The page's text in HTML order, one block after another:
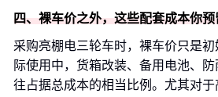
四、裸车价之外，这些配套成本你预
采购亮棚电三轮车时，裸车价只是
际使用中，货箱改装、备用电池、
往占据总成本的相当比例。尤其对